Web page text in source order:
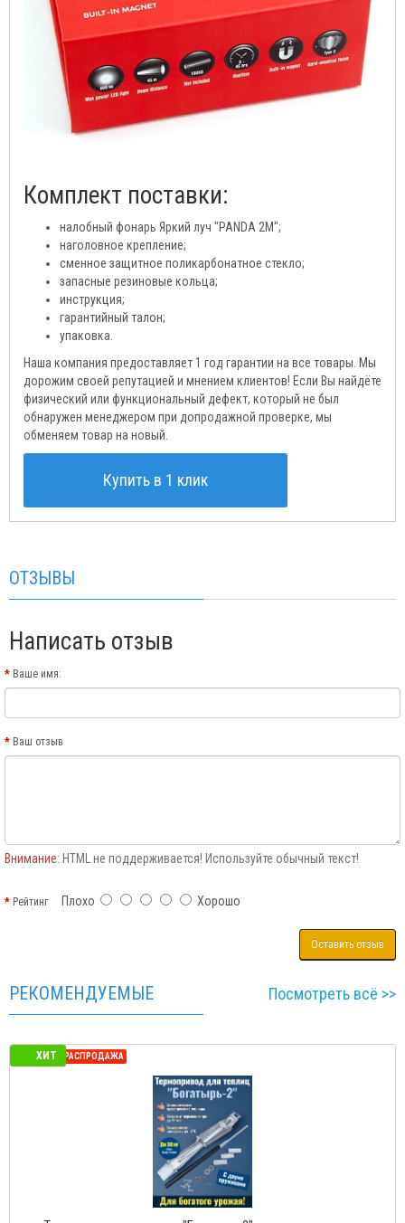
Комплект поставки:
налобный фонарь Яркий луч "PANDA 2M";
наголовное крепление;
сменное защитное поликарбонатное стекло;
запасные резиновые кольца;
инструкция;
гарантийный талон;
упаковка.
Наша компания предоставляет 1 год гарантии на все товары. Мы
дорожим своей репутацией и мнением клиентов! Если Вы найдёте
физический или функциональный дефект, который не был
обнаружен менеджером при допродажной проверке, мы
обменяем товар на новый.
Купить в 1 клик
ОТЗЫВЫ
Написать отзыв
Ваше имя:
Ваш отзыв
Внимание: HTML не поддерживается! Используйте обычный текст!
РейтингПлохо Хорошо
Оставить отзыв
РЕКОМЕНДУЕМЫЕ Посмотреть всё >>
ХИТ
СЕЗОННАЯ РАСПРОДАЖА